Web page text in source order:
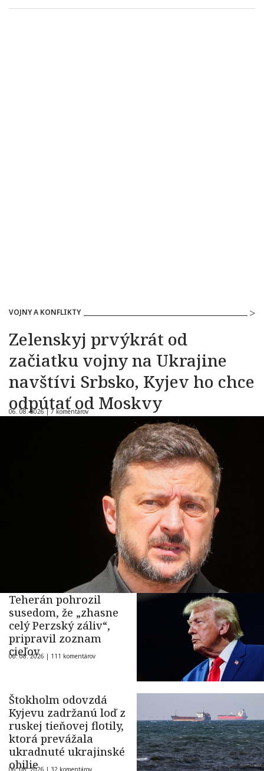
VOJNY A KONFLIKTY
Zelenskyj prvýkrát od
začiatku vojny na Ukrajine
navštívi Srbsko, Kyjev ho chce
odpútať od Moskvy
06. 08. 2026 | 7 komentárov
Teherán pohrozil
susedom, že „zhasne
celý Perzský záliv“,
pripravil zoznam
cieľov
06. 08. 2026 | 111 komentárov
Štokholm odovzdá
Kyjevu zadržanú loď z
ruskej tieňovej flotily,
ktorá prevážala
ukradnuté ukrajinské
obilie